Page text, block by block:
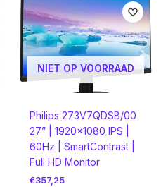
NIET OP VOORRAAD
​Philips 273V7QDSB/00
27” | 1920×1080 IPS |
60Hz | SmartContrast |
Full HD Monitor
€357,25